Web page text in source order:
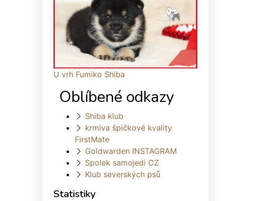
U vrh Fumiko Shiba
Oblíbené odkazy
Shiba klub
krmiva špičkové kvality
FirstMate
Goldwarden INSTAGRAM
Spolek samojedi CZ
Klub severských psů
Statistiky